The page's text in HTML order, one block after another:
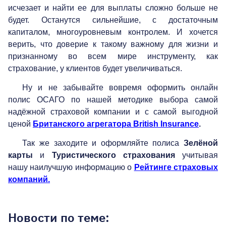
исчезает и найти ее для выплаты сложно больше не
будет. Останутся сильнейшие, с достаточным
капиталом, многоуровневым контролем. И хочется
верить, что доверие к такому важному для жизни и
признанному во всем мире инструменту, как
страхование, у клиентов будет увеличиваться.
Ну и не забывайте вовремя оформить онлайн
полис ОСАГО по нашей методике выбора самой
надёжной страховой компании и с самой выгодной
ценой Британского агрегатора British Insurance.
Так же заходите и оформляйте полиса Зелёной
карты и Туристического страхованияучитывая
нашу наилучшую информацию о Рейтинге страховых
компаний.
Новости по теме: